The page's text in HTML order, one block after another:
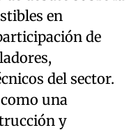
en
de
del sector.
una
y